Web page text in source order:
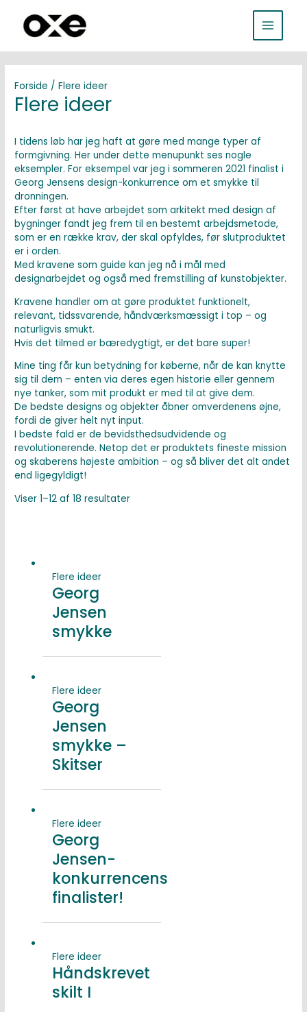
indholdet
MAIN
MENU
Forside / Flere ideer
Flere ideer
I tidens løb har jeg haft at gøre med mange typer af
formgivning. Her under dette menupunkt ses nogle
eksempler. For eksempel var jeg i sommeren 2021 finalist i
Georg Jensens design-konkurrence om et smykke til
dronningen.
Efter først at have arbejdet som arkitekt med design af
bygninger fandt jeg frem til en bestemt arbejdsmetode,
som er en række krav, der skal opfyldes, før slutproduktet
er i orden.
Med kravene som guide kan jeg nå i mål med
designarbejdet og også med fremstilling af kunstobjekter.
Kravene handler om at gøre produktet funktionelt,
relevant, tidssvarende, håndværksmæssigt i top – og
naturligvis smukt.
Hvis det tilmed er bæredygtigt, er det bare super!
Mine ting får kun betydning for køberne, når de kan knytte
sig til dem – enten via deres egen historie eller gennem
nye tanker, som mit produkt er med til at give dem.
De bedste designs og objekter åbner omverdenens øjne,
fordi de giver helt nyt input.
I bedste fald er de bevidsthedsudvidende og
revolutionerende. Netop det er produktets fineste mission
og skaberens højeste ambition – og så bliver det alt andet
end ligegyldigt!
Viser 1–12 af 18 resultater
Flere ideer
Georg
Jensen
smykke
Flere ideer
Georg
Jensen
smykke –
Skitser
Flere ideer
Georg
Jensen-
konkurrencens
finalister!
Flere ideer
Håndskrevet
skilt I